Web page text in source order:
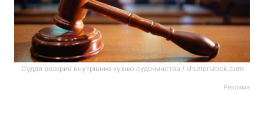
Суддя розкрив внутрішню кухню судочинства / shutterstock.com
Реклама